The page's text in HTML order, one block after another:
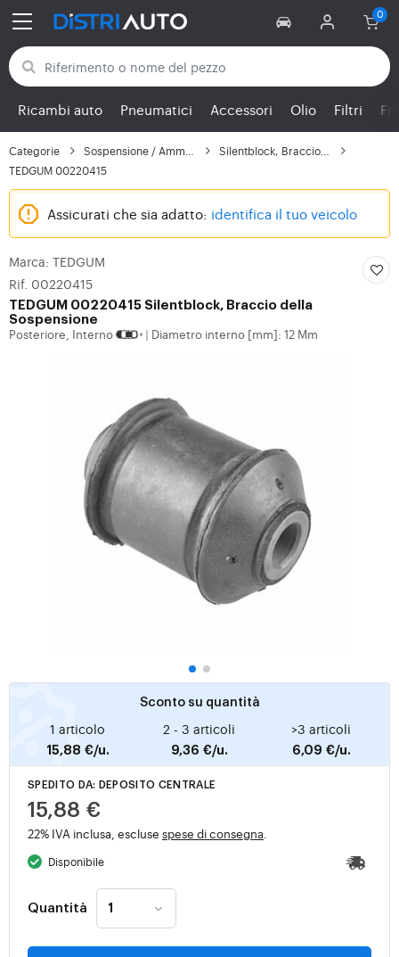
Torna alle categorie
Ricambi auto Pneumatici Accessori Olio Filtri
Categorie
TEDGUM 00220415
Assicurati che sia adatto: identifica il tuo veicolo
Marca: TEDGUM
Rif. 00220415
TEDGUM 00220415 Silentblock, Braccio della
Sospensione
Posteriore, Interno Diametro interno [mm]: 12 Mm
Sconto su quantità
1 articolo
15,88 €/u.
2 - 3 articoli
9,36 €/u.
>3 articoli
6,09 €/u.
SPEDITO DA: DEPOSITO CENTRALE
15,88 €
22% IVA inclusa, escluse spese di consegna
Disponibile
Quantità